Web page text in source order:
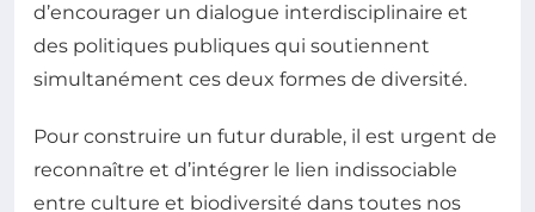
d’encourager un dialogue interdisciplinaire et
des politiques publiques qui soutiennent
simultanément ces deux formes de diversité.
Pour construire un futur durable, il est urgent de
reconnaître et d’intégrer le lien indissociable
entre culture et biodiversité dans toutes nos